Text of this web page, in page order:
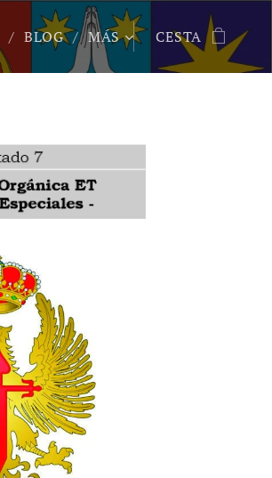
BLOG MÁS CESTA